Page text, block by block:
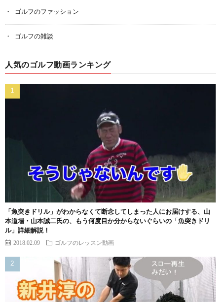
ゴルフのファッション
ゴルフの雑談
人気のゴルフ動画ランキング
「魚突きドリル」がわからなくて断念してしまった人にお届けする、山
本道場・山本誠二氏の、もう何度目か分からないぐらいの「魚突きドリ
ル」詳細解説！
2018.02.09 ゴルフのレッスン動画